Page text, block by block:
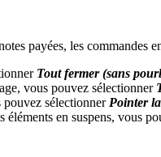
payées, les commandes
Tout fermer (sans
vous pouvez sélectionner
pouvez sélectionner Pointer
éléments en suspens, vous